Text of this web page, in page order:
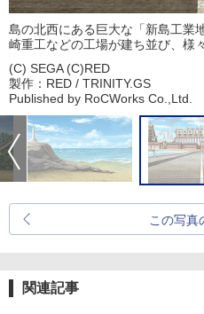
島の北西にある巨大な「新島工業
崎重工などの工場が建ち並び、様
(C) SEGA (C)RED
製作：RED / TRINITY.GS
Published by RoCWorks Co.,Ltd.
この写真
関連記事